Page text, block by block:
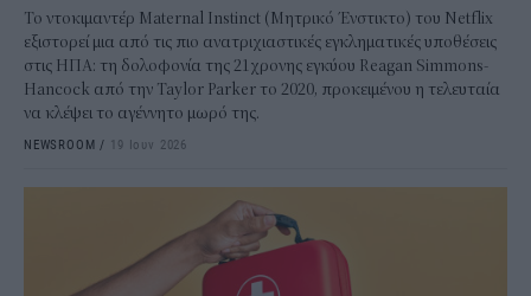
Το ντοκιμαντέρ Maternal Instinct (Μητρικό Ένστικτο) του Netflix
εξιστορεί μια από τις πιο ανατριχιαστικές εγκληματικές υποθέσεις
στις ΗΠΑ: τη δολοφονία της 21χρονης εγκύου Reagan Simmons-
Hancock από την Taylor Parker το 2020, προκειμένου η τελευταία
να κλέψει το αγέννητο μωρό της.
NEWSROOM / 19 Ιουν 2026